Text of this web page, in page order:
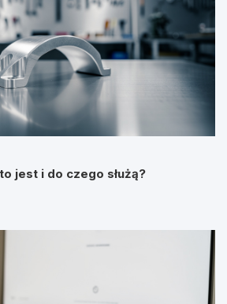
jest i do czego służą?